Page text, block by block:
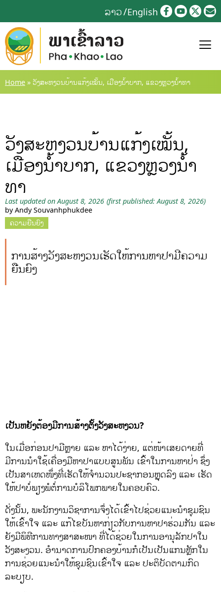
to
content
ລາວ English
Home » ວັງສະຫງວນບ້ານແກ້ງເໝັ້ນ, ເມືອງນ້ຳບາກ, ແຂວງຫຼວງນ້ຳທາ
ວັງສະຫງວນບ້ານແກ້ງເໝັ້ນ,
ເມືອງນ້ຳບາກ, ແຂວງຫຼວງນ້ຳ
ທາ
Last updated on August 8, 2026 (first published: August 8, 2026)
by Andy Souvanhphukdee
ຄວາມຍືນຍົງ
ການສ້າງວັງສະຫງວນເຮັດໃຫ້ການຫາປາມີຄວາມ
ຍືນຍົງ
ເປັນຫຍັງຕ້ອງມີການສ້າງຕັ້ງວັງສະຫງວນ?
ໃນເມື່ອກ່ອນປາມີຫຼາຍ ແລະ ຫາໄດ້ງ່າຍ, ແຕ່ໜ້າເສຍດາຍທີ່
ມີການນຳໃຊ້ເຄື່ອງມືຫາປາແບບສູນພັນ ເຂົ້າໃນການຫາປ່າ ຊຶ່ງ
ເປັນສາເຫດໜຶ່ງທີ່ເຮັດໃຫ້ຈຳນວນປະຊາກອນຫຼຸດລົງ ແລະ ເຮັດ
ໃຫ້ປາບໍ່ພຽງພໍຕໍ່ການບໍລິໂພກພາຍໃນຄອບຄົວ.
ດັ່ງນັ້ນ, ພະນັກງານວິຊາການຈຶ່ງໄດ້ເຂົ້າໄປຊ່ວຍແນະນຳຊຸມຊົນ
ໃຫ້ເຂົ້າໃຈ ແລະ ແກ້ໄຂບັນຫາກ່ຽວກັບການຫາປາຮ່ວມກັນ ແລະ
ຍັງມີພິທີການທາງສາສະໜາ ທີ່ໄດ້ຊ່ວຍໃນການອານຸລັກປາໃນ
ວັງສະງວນ. ອຳນາດການປົກຄອງບ້ານກໍເປັນເປັນແກນຫຼັກໃນ
ການຊ່ວຍແນະນຳໃຫ້ຊຸມຊົນເຂົ້າໃຈ ແລະ ປະຕິບັດຕາມກົດ
ລະບຽບ.